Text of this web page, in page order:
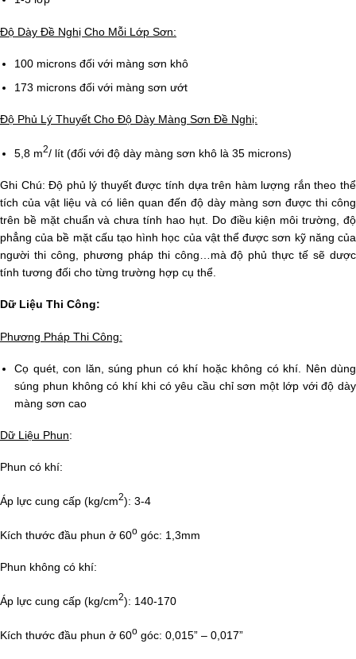
Độ Dày Đề Nghị Cho Mỗi Lớp Sơn:
100 microns đối với màng sơn khô
173 microns đối với màng sơn ướt
Độ Phủ Lý Thuyết Cho Độ Dày Màng Sơn Đề Nghị:
5,8 m2/ lít (đối với độ dày màng sơn khô là 35 microns)
Ghi Chú: Độ phủ lý thuyết được tính dựa trên hàm lượng rắn theo thể
tích của vật liệu và có liên quan đến độ dày màng sơn được thi công
trên bề mặt chuẩn và chưa tính hao hụt. Do điều kiện môi trường, độ
phẳng của bề mặt cấu tạo hình học của vật thể được sơn kỹ năng của
người thi công, phương pháp thi công…mà độ phủ thực tế sẽ dược
tính tương đối cho từng trường hợp cụ thể.
Dữ Liệu Thi Công:
Phương Pháp Thi Công:
Cọ quét, con lăn, súng phun có khí hoặc không có khí. Nên dùng
súng phun không có khí khi có yêu cầu chỉ sơn một lớp với độ dày
màng sơn cao
Dữ Liệu Phun:
Phun có khí:
Áp lực cung cấp (kg/cm2): 3-4
Kích thước đầu phun ở 60o góc: 1,3mm
Phun không có khí:
Áp lực cung cấp (kg/cm2): 140-170
Kích thước đầu phun ở 60o góc: 0,015” – 0,017”